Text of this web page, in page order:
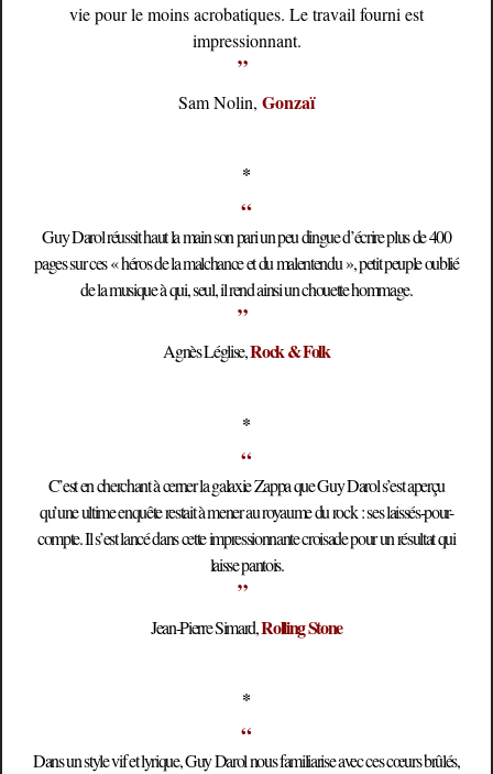
vie pour le moins acrobatiques. Le travail fourni est
impressionnant.
”
Sam Nolin, Gonzaï
*
“
Guy Darol réussit haut la main son pari un peu dingue d’écrire plus de 400
pages sur ces « héros de la malchance et du malentendu », petit peuple oublié
de la musique à qui, seul, il rend ainsi un chouette hommage.
”
Agnès Léglise,Rock & Folk
*
“
C’est en cherchant à cerner la galaxie Zappa que Guy Darol s’est aperçu
qu’une ultime enquête restait à mener au royaume du rock : ses laissés-pour-
compte. Il s’est lancé dans cette impressionnante croisade pour un résultat qui
laisse pantois.
”
Jean-Pierre Simard,Rolling Stone
*
“
Dans un style vif et lyrique, Guy Darol nous familiarise avec ces cœurs brûlés,